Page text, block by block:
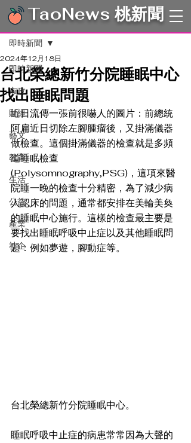
TaoNews 桃新聞
文章
即時新聞
市政
財經
藝文
教育
生活
公益
產業
社企
即時新聞
台北榮總新竹分院睡眠中心
找出睡眠問題
2024年12月18日
近日流傳一張前很嚇人的圖片：前總統
阿扁近日切除左腳腫瘤後，又掛滿儀器
做檢查。這個掛滿儀器的檢查就是多頻
道睡眠檢查
(Polysomnography,PSG)，這項來醫
院睡一晚的檢查十分精密，為了減少病
人認床的問題，通常都安排在美輪美奐
的睡眠中心施行。這樣的檢查最主要是
要找出睡眠呼吸中止症以及其他睡眠問
題：例如夢遊，腳動症等。
台北榮總新竹分院睡眠中心。
睡眠呼吸中止症的病患常常因為大聲的